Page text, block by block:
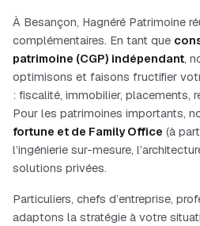
À Besançon, Hagnéré Patrimoine
complémentaires. En tant que
patrimoine (CGP) indépendant,
optimisons et faisons fructifier
: fiscalité, immobilier, placements,
Pour les patrimoines importants,
fortune et de Family Office (à
l’ingénierie sur-mesure,
solutions privées.
Particuliers, chefs d’entreprise,
adaptons la stratégie à votre